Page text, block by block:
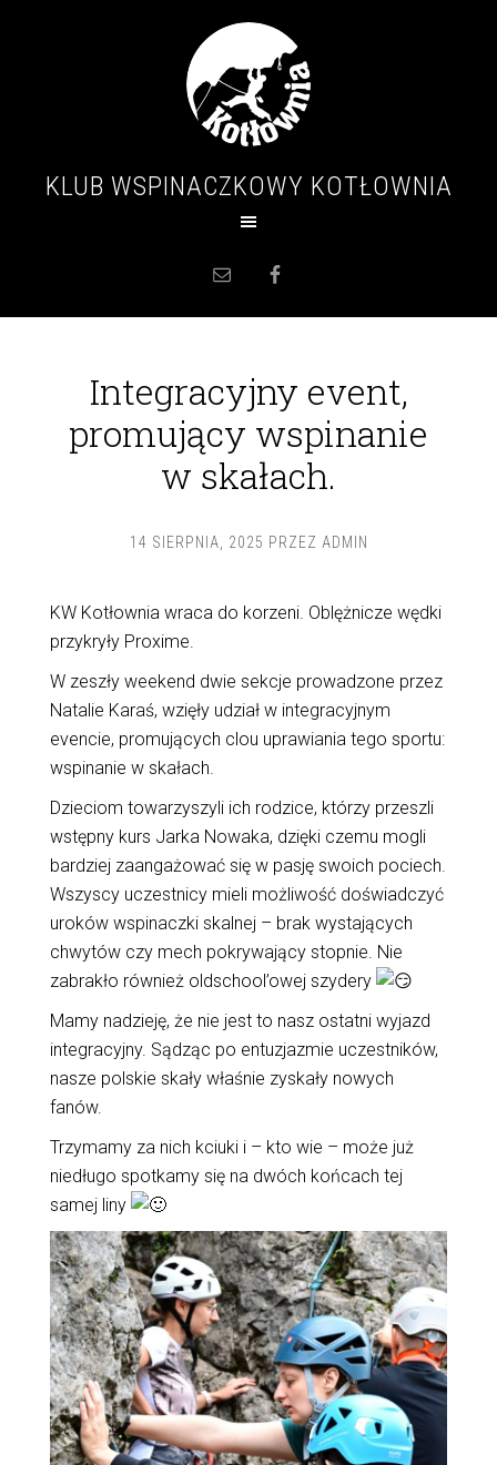
KLUB WSPINACZKOWY KOTŁOWNIA
Integracyjny event,
promujący wspinanie
w skałach.
14 SIERPNIA, 2025 PRZEZ ADMIN
KW Kotłownia wraca do korzeni. Oblężnicze wędki
przykryły Proxime.
W zeszły weekend dwie sekcje prowadzone przez
Natalie Karaś, wzięły udział w integracyjnym
evencie, promujących clou uprawiania tego sportu:
wspinanie w skałach.
Dzieciom towarzyszyli ich rodzice, którzy przeszli
wstępny kurs Jarka Nowaka, dzięki czemu mogli
bardziej zaangażować się w pasję swoich pociech.
Wszyscy uczestnicy mieli możliwość doświadczyć
uroków wspinaczki skalnej – brak wystających
chwytów czy mech pokrywający stopnie. Nie
zabrakło również oldschool’owej szydery
Mamy nadzieję, że nie jest to nasz ostatni wyjazd
integracyjny. Sądząc po entuzjazmie uczestników,
nasze polskie skały właśnie zyskały nowych
fanów.
Trzymamy za nich kciuki i – kto wie – może już
niedługo spotkamy się na dwóch końcach tej
samej liny